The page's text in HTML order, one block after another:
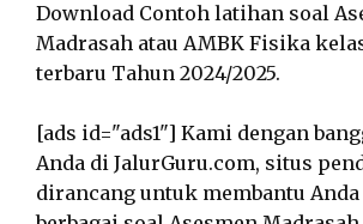
Download Contoh latihan soal
Madrasah atau AMBK Fisika
terbaru Tahun 2024/2025.
[ads id="ads1"] Kami dengan
Anda di JalurGuru.com, situs
dirancang untuk membantu